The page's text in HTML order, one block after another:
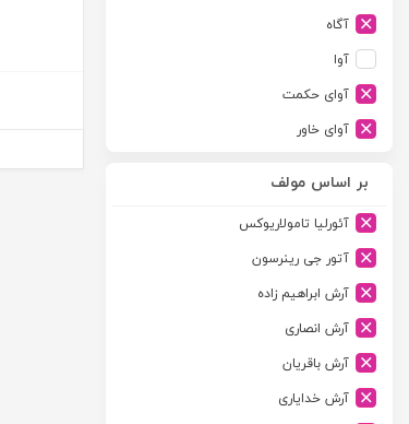
آگاه
آوا
آوای حکمت
آوای خاور
آیدین
ارجمند
ارسطو
ارشد
اسلامیه
اشکان
بر اساس مولف
آئورلیا تامولاریوکس
آتور جی رینرسون
آرش ابراهیم زاده
آرش انصاری
آرش باقریان
آرش خدایاری